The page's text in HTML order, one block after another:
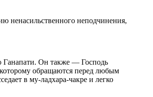
ненасильственного неподчинения,
Ганапати. Он также — Господь
обращаются перед любым
в му-ладхара-чакре и легко